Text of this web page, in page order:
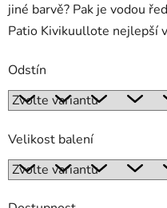
jiné barvě? Pak je vodou
Patio Kivikuullote nejlepší
Odstín
Velikost balení